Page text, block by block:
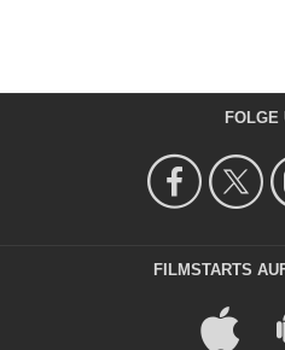
FOLGE
FILMSTARTS